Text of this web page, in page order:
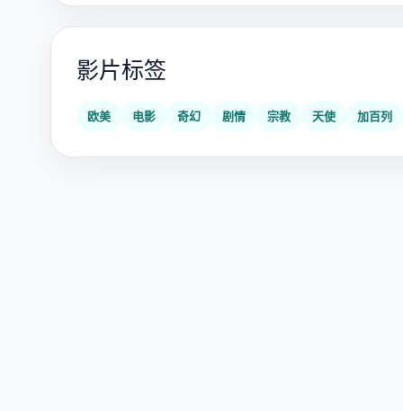
影片标签
欧美 电影 奇幻 剧情 宗教 天使 加百列